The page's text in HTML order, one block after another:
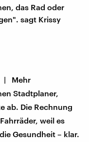
das Rad oder
sagt Krissy
| Mehr
Stadtplaner,
ab. Die Rechnung
weil es
Gesundheit – klar.